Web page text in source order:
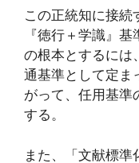
この正統知に接続
『徳行＋学識』
の根本とするには
通基準として定ま
がって、任用基準
する。
また、「文献標